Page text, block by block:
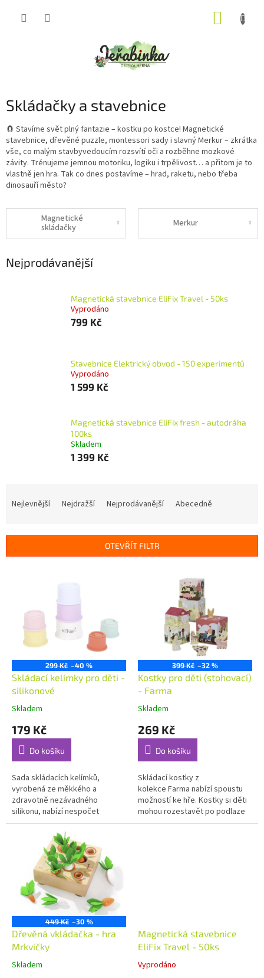
Skládačky a stavebnice
🧲 Stavíme svět plný fantazie – kostku po kostce! Magnetické
stavebnice, dřevěné puzzle, montessori sady i slavný Merkur – zkrátka
vše, co malým stavbyvedoucím rozsvítí oči a rozběhne mozkové
závity. Trénujeme jemnou motoriku, logiku i trpělivost… a přitom je to
vlastně jen hra. Tak co dnes postavíme – hrad, raketu, nebo třeba
dinosauří město?
Magnetické
skládačky
Merkur
Nejprodávanější
Magnetická stavebnice EliFix Travel - 50ks
Vyprodáno
799 Kč
Stavebnice Elektrický obvod - 150 experimentů
Vyprodáno
1 599 Kč
Magnetická stavebnice EliFix fresh - autodráha
100ks
Skladem
1 399 Kč
í
Nejlevnější Nejdražší Nejprodávanější Abecedně
OTEVŘÍT FILTR
299 Kč –40 %
Skládací kelímky pro děti -
silikonové
Skladem
179 Kč
Do košíku
Sada skládacích kelímků,
vyrobená ze měkkého a
zdravotně nezávadného
silikonu, nabízí nespočet
možností ke hře. Kelímky mohou
děti skládat do sebe, vedle
sebe i na...
399 Kč –32 %
Kostky pro děti (stohovací)
- Farma
Skladem
269 Kč
Do košíku
Skládací kostky z
kolekce Farma nabízí spoustu
možností ke hře. Kostky si děti
mohou rozestavět po podlaze
nebo na stole, postavit komín
449 Kč –30 %
Dřevěná vkládačka - hra
Mrkvičky
Skladem
Magnetická stavebnice
EliFix Travel - 50ks
Vyprodáno